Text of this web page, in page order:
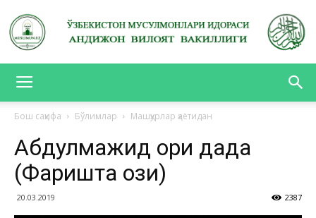
ВИЛОЯТ
Бош саҳифа Бўлимлар Машҳурлар ҳаётидан
Абдулмажид қори дада
(Фаришта қози)
20.03.2019 2387